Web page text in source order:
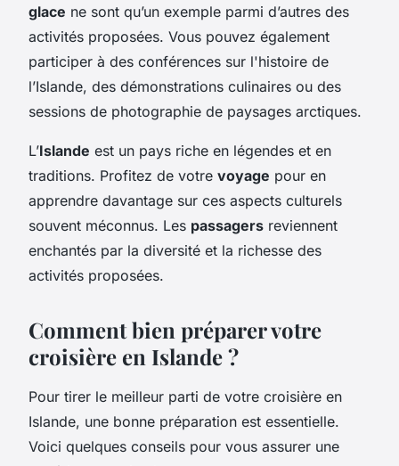
glace ne sont qu’un exemple parmi d’autres des
activités proposées. Vous pouvez également
participer à des conférences sur l'histoire de
l’Islande, des démonstrations culinaires ou des
sessions de photographie de paysages arctiques.
L’Islande est un pays riche en légendes et en
traditions. Profitez de votre voyage pour en
apprendre davantage sur ces aspects culturels
souvent méconnus. Les passagers reviennent
enchantés par la diversité et la richesse des
activités proposées.
Comment bien préparer votre
croisière en Islande ?
Pour tirer le meilleur parti de votre croisière en
Islande, une bonne préparation est essentielle.
Voici quelques conseils pour vous assurer une